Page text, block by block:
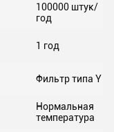
100000 штук/
год
1 год
Фильтр типа Y
Нормальная
температура